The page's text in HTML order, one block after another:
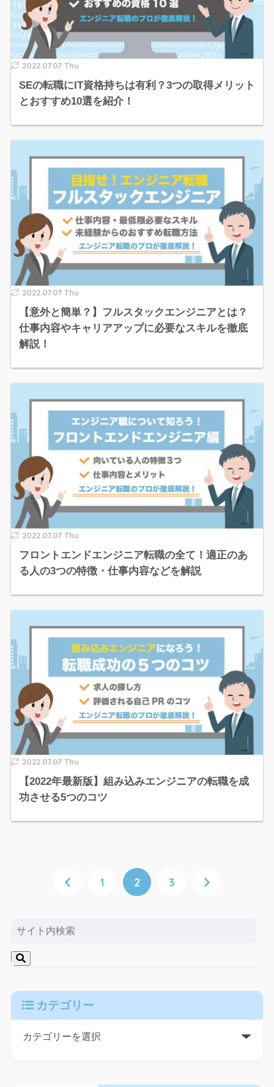
2022.07.07 Thu
SEの転職にIT資格持ちは有利？3つの取得メリット
とおすすめ10選を紹介！
2022.07.07 Thu
【意外と簡単？】フルスタックエンジニアとは？
仕事内容やキャリアアップに必要なスキルを徹底
解説！
2022.07.07 Thu
フロントエンドエンジニア転職の全て！適正のあ
る人の3つの特徴・仕事内容などを解説
2022.07.07 Thu
【2022年最新版】組み込みエンジニアの転職を成
功させる5つのコツ
1 2 3
カテゴリー